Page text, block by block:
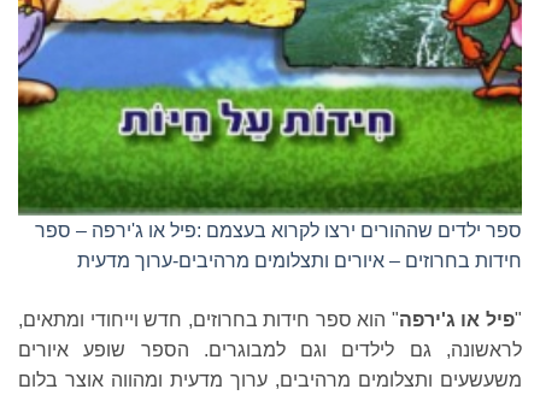
ספר ילדים שההורים ירצו לקרוא בעצמם :פיל או ג'ירפה – ספר
חידות בחרוזים – איורים ותצלומים מרהיבים-ערוך מדעית
"פיל או ג'ירפה" הוא ספר חידות בחרוזים, חדש וייחודי ומתאים,
לראשונה, גם לילדים וגם למבוגרים. הספר שופע איורים
משעשעים ותצלומים מרהיבים, ערוך מדעית ומהווה אוצר בלום